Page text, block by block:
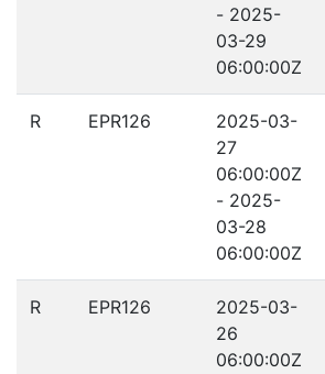
- 2025-
03-29
06:00:00Z
R EPR126
2025-03-
27
06:00:00Z
- 2025-
03-28
06:00:00Z
R EPR126
2025-03-
26
06:00:00Z